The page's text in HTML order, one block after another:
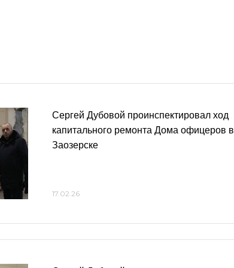
Сергей Дубовой проинспектировал ход
капитального ремонта Дома офицеров в
Заозерске
17.02.26